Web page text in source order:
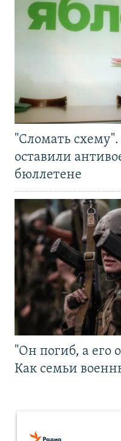
"Сломать
оставили
бюллетене
"Он погиб, а его
Как семьи